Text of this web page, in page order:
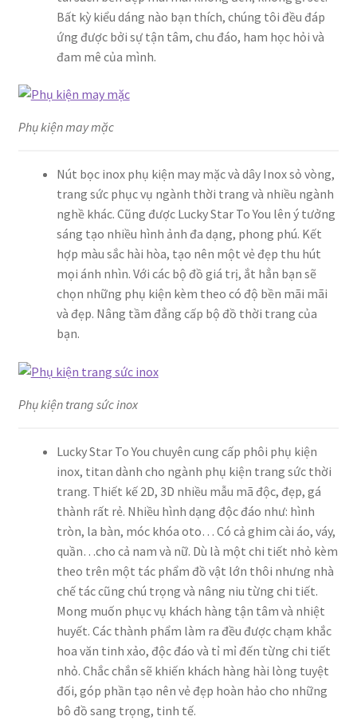
Bất kỳ kiểu dáng nào bạn thích, chúng tôi đều đáp
ứng được bởi sự tận tâm, chu đáo, ham học hỏi và
đam mê của mình.
Phụ kiện may mặc
Nút bọc inox phụ kiện may mặc và dây Inox sỏ vòng,
trang sức phục vụ ngành thời trang và nhiều ngành
nghề khác. Cũng được Lucky Star To You lên ý tưởng
sáng tạo nhiều hình ảnh đa dạng, phong phú. Kết
hợp màu sắc hài hòa, tạo nên một vẻ đẹp thu hút
mọi ánh nhìn. Với các bộ đồ giá trị, ắt hẳn bạn sẽ
chọn những phụ kiện kèm theo có độ bền mãi mãi
và đẹp. Nâng tầm đẳng cấp bộ đồ thời trang của
bạn.
Phụ kiện trang sức inox
Lucky Star To You chuyên cung cấp phôi phụ kiện
inox, titan dành cho ngành phụ kiện trang sức thời
trang. Thiết kế 2D, 3D nhiều mẫu mã độc, đẹp, gá
thành rất rẻ. Nhiều hình dạng độc đáo như: hình
tròn, la bàn, móc khóa oto… Có cả ghim cài áo, váy,
quần…cho cả nam và nữ. Dù là một chi tiết nhỏ kèm
theo trên một tác phẩm đồ vật lớn thôi nhưng nhà
chế tác cũng chú trọng và nâng niu từng chi tiết.
Mong muốn phục vụ khách hàng tận tâm và nhiệt
huyết. Các thành phẩm làm ra đều được chạm khắc
hoa văn tinh xảo, độc đáo và tỉ mỉ đến từng chi tiết
nhỏ. Chắc chắn sẽ khiến khách hàng hài lòng tuyệt
đối, góp phần tạo nên vẻ đẹp hoàn hảo cho những
bô đồ sang trọng, tinh tế.